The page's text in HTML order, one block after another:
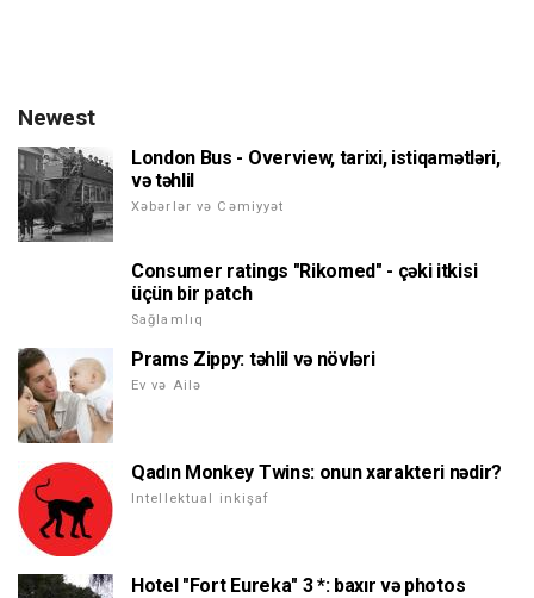
Newest
London Bus - Overview, tarixi, istiqamətləri,
və təhlil
Xəbərlər və Cəmiyyət
Consumer ratings "Rikomed" - çəki itkisi
üçün bir patch
Sağlamlıq
Prams Zippy: təhlil və növləri
Ev və Ailə
Qadın Monkey Twins: onun xarakteri nədir?
Intellektual inkişaf
Hotel "Fort Eureka" 3 *: baxır və photos